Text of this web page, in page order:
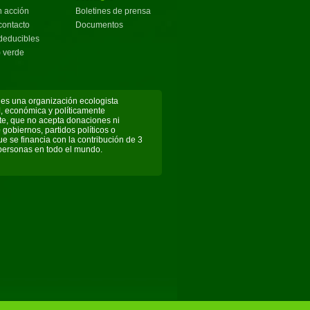
acción
verde
Boletines de prensa
Documentos
una organización ecologista
económica y políticamente
que no acepta donaciones ni
gobiernos, partidos políticos o
se financia con la contribución de 3
en todo el mundo.